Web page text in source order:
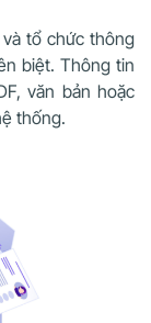
tổ chức thông
biệt. Thông tin
văn bản hoặc
thống.